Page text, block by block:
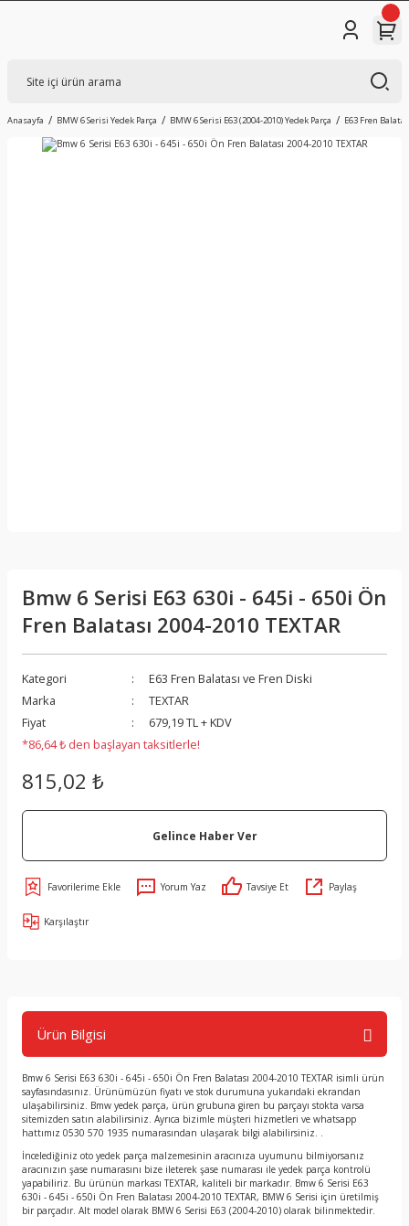
Anasayfa BMW 6 Serisi Yedek Parça BMW 6 Serisi E63 (2004-2010) Yedek Parça E63 Fren
Bmw 6 Serisi E63 630i - 645i - 650i Ön
Fren Balatası 2004-2010 TEXTAR
Kategori
E63 Fren Balatası ve Fren Diski
Marka
TEXTAR
Fiyat
679,19 TL + KDV
*86,64 ₺ den başlayan taksitlerle!
815,02 ₺
Gelince Haber Ver
Yorum Yaz Tavsiye Et Paylaş
Karşılaştır
Ürün Bilgisi
Bmw 6 Serisi E63 630i - 645i - 650i Ön Fren Balatası 2004-2010 TEXTAR isimli ürün
sayfasındasınız. Ürünümüzün fiyatı ve stok durumuna yukarıdaki ekrandan
ulaşabilirsiniz. Bmw yedek parça, ürün grubuna giren bu parçayı stokta varsa
sitemizden satın alabilirsiniz. Ayrıca bizimle müşteri hizmetleri ve whatsapp
hattımız 0530 570 1935 numarasından ulaşarak bilgi alabilirsiniz. .
İncelediğiniz oto yedek parça malzemesinin aracınıza uyumunu bilmiyorsanız
aracınızın şase numarasını bize ileterek şase numarası ile yedek parça kontrolü
yapabiliriz. Bu ürünün markası TEXTAR, kaliteli bir markadır. Bmw 6 Serisi E63
630i - 645i - 650i Ön Fren Balatası 2004-2010 TEXTAR, BMW 6 Serisi için üretilmiş
bir parçadır. Alt model olarak BMW 6 Serisi E63 (2004-2010) olarak bilinmektedir.